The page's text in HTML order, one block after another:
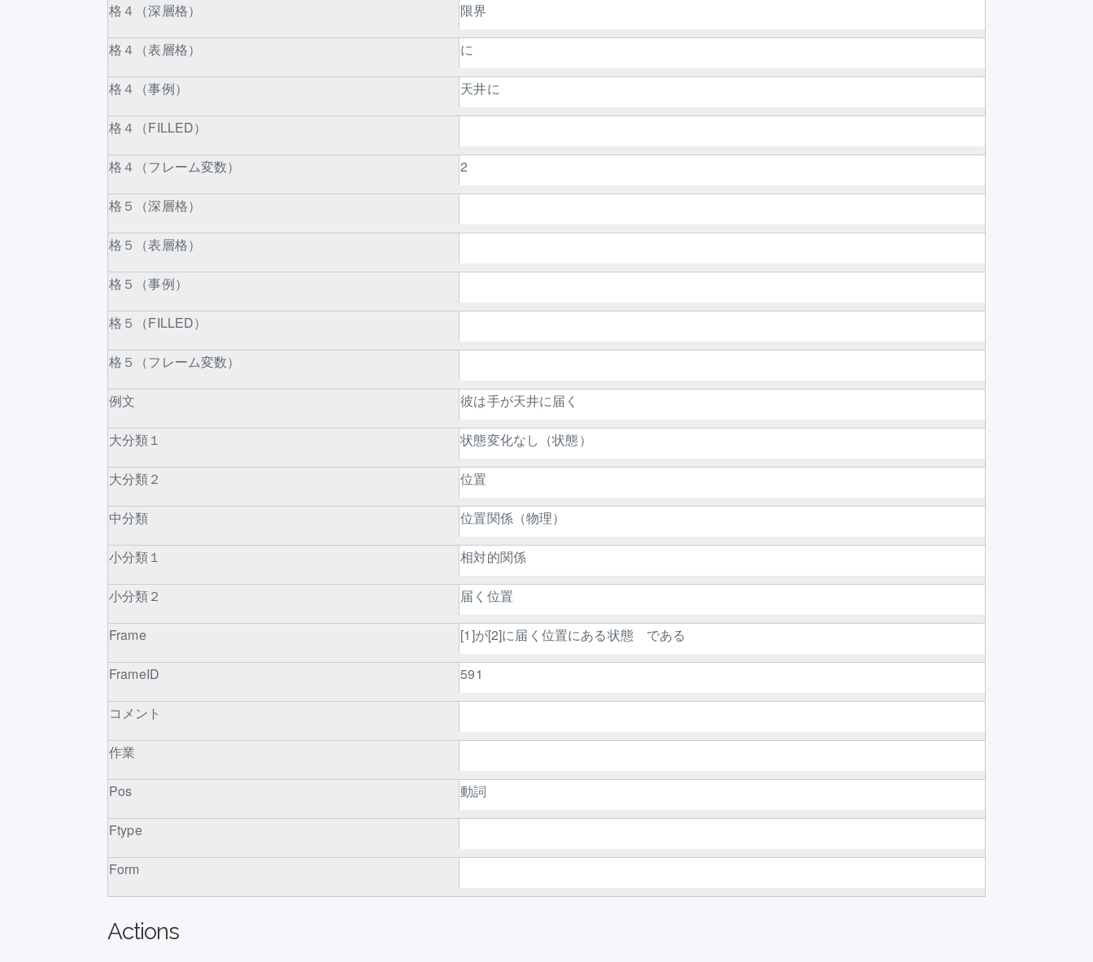
格４（深層格） 限界
格４（表層格） に
格４（事例） 天井に
格４（FILLED）
格４（フレーム変数） 2
格５（深層格）
格５（表層格）
格５（事例）
格５（FILLED）
格５（フレーム変数）
例文 彼は手が天井に届く
大分類１ 状態変化なし（状態）
大分類２ 位置
中分類 位置関係（物理）
小分類１ 相対的関係
小分類２ 届く位置
Frame [1]が[2]に届く位置にある状態 である
FrameID 591
コメント
作業
Pos 動詞
Ftype
Form
Actions